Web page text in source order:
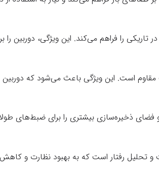
تاریکی را فراهم می‌کند. این ویژگی،
ذخیره‌سازی بیشتری را برای ضبط‌های
تحلیل رفتار است که به بهبود نظارت و